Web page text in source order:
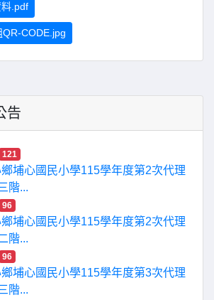
.pdf
CODE.jpg
告
121
埔心國民小學115學年度第2次代理
階...
96
埔心國民小學115學年度第2次代理
階...
96
埔心國民小學115學年度第3次代理
階...